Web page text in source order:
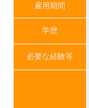
雇用期間
学歴
必要な経験等